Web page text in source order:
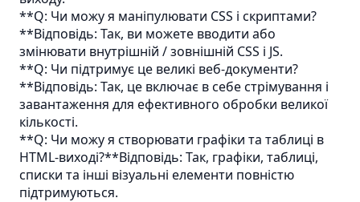
**Q: Чи можу я маніпулювати CSS і скриптами?
**Відповідь: Так, ви можете вводити або
змінювати внутрішній / зовнішній CSS і JS.
**Q: Чи підтримує це великі веб-документи?
**Відповідь: Так, це включає в себе стрімування і
завантаження для ефективного обробки великої
кількості.
**Q: Чи можу я створювати графіки та таблиці в
HTML-виході?**Відповідь: Так, графіки, таблиці,
списки та інші візуальні елементи повністю
підтримуються.